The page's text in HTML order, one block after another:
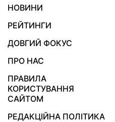
НОВИНИ
РЕЙТИНГИ
ДОВГИЙ ФОКУС
ПРО НАС
ПРАВИЛА
КОРИСТУВАННЯ
САЙТОМ
РЕДАКЦІЙНА ПОЛІТИКА